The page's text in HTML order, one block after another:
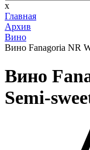
x
Главная
Архив
Вино
Вино Fanagoria NR
Вино
Semi-